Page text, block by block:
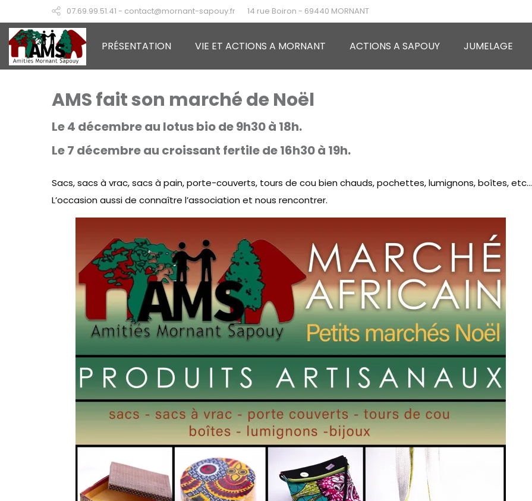
07.69.99.51.41 - contact@mornant-sapouy.fr 14 rue Boiron - 69440 MORNANT
PRÉSENTATION VIE ET ACTIONS A MORNANT ACTIONS A SAPOUY JUMELAGE
AMS fait son marché de Noël
Le 4 décembre au lotus bio de 9h30 à 18h.
Le 7 décembre au croissant fertile de 16h30 à 19h.
Sacs, sacs à vrac, sacs à pain, porte-couverts, tours de cou bien chauds, pochettes, lumignons, boîtes, etc…
L’occasion aussi de connaître l’association et nous rencontrer.